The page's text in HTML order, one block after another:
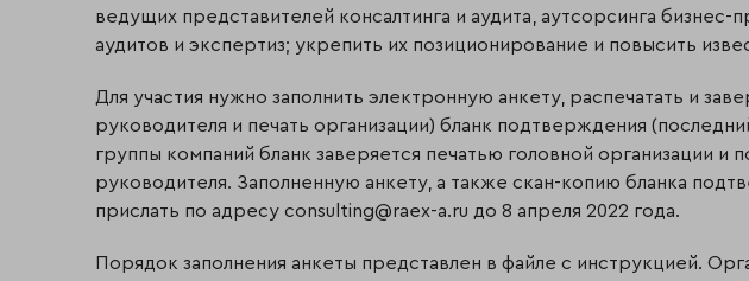
ведущих представителей консалтинга и аудита, аутсорсинга бизнес-
аудитов и экспертиз; укрепить их позиционирование и повысить
Для участия нужно заполнить электронную анкету, распечатать и
руководителя и печать организации) бланк подтверждения
группы компаний бланк заверяется печатью головной организации и
руководителя. Заполненную анкету, а также скан-копию бланка
прислать по адресу consulting@raex-a.ru до 8 апреля 2022 года.
Порядок заполнения анкеты представлен в файле с инструкцией.